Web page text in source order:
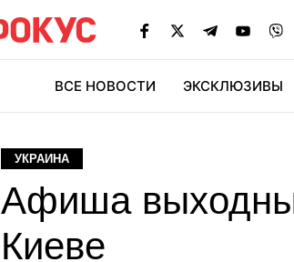
ВСЕ НОВОСТИ ЭКСКЛЮЗИВЫ
УКРАИНА
Афиша
Киеве